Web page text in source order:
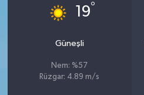
19°
Güneşli
Nem: %57
Rüzgar: 4.89 m/s